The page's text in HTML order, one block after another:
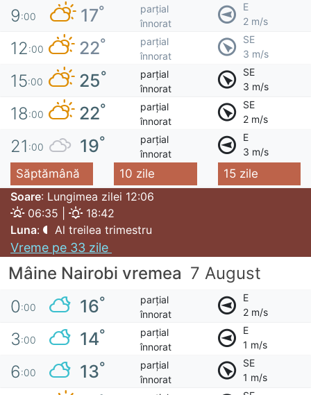
9:00 17°
parțial
înnorat
E
2 m/s
12:00 22°
parțial
înnorat
SE
3 m/s
15:00 25°
parțial
înnorat
SE
3 m/s
18:00 22°
parțial
înnorat
SE
2 m/s
21 :00 19°
parțial
înnorat
E
3 m/s
Săptămână 10 zile
15 zile
Soare: Lungimea zilei 12:06
06:35 |
18:42
Luna: Al treilea trimestru
Vreme pe 33 zile
Mâine Nairobi vremea 7 August
0:00 16°
parțial
înnorat
E
2 m/s
3:00 14°
parțial
înnorat
E
1 m/s
6:00 13°
parțial
înnorat
SE
1 m/s